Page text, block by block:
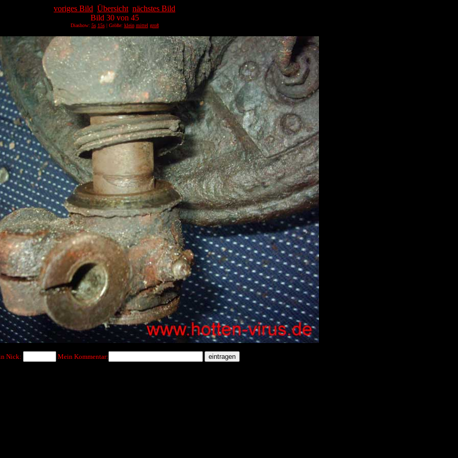
voriges Bild Übersicht nächstes Bild
Bild 30 von 45
Diashow: 5s 15s| Größe: klein mittel groß
Nick: Mein Kommentar: